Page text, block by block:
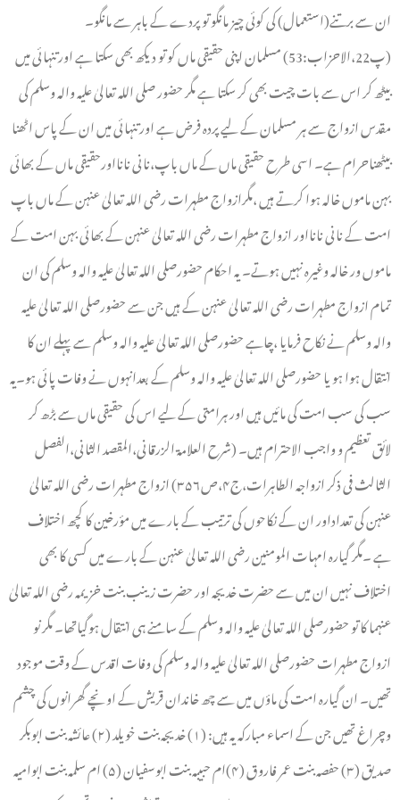
ان سے برتنے(استعمال) کی کوئی چیز مانگو تو پردے کے باہر سے مانگو۔
(پ22،الاحزاب:53) مسلمان اپنی حقیقی ماں کو تو دیکھ بھی سکتا ہے اور تنہائی میں
بیٹھ کر اس سے بات چیت بھی کر سکتا ہے مگر حضور صلی اللہ تعالیٰ علیہ والہ وسلم کی
مقدس ازواج سے ہر مسلمان کے ليے پردہ فرض ہے اور تنہائی میں ان کے پاس اٹھنا
بیٹھناحرام ہے۔ اسی طرح حقیقی ماں کے ماں باپ،نانی نانااورحقیقی ماں کے بھائی
بہن ماموں خالہ ہوا کرتے ہیں ،مگرازواج مطہرات رضی اللہ تعالیٰ عنہن کے ماں باپ
امت کے نانی نانااور ازواج مطہرات رضی اللہ تعالیٰ عنہن کے بھائی بہن امت کے
ماموں ور خالہ وغیرہ نہیں ہوتے۔ یہ احکام حضورصلی اللہ تعالیٰ علیہ والہ وسلم کی ان
تمام ازواج مطہرات رضی اللہ تعالیٰ عنہن کے ہيں جن سے حضورصلی اللہ تعالیٰ علیہ
والہ وسلم نے نکاح فرمایا ،چاہے حضورصلی اللہ تعالیٰ علیہ والہ وسلم سے پہلے ان کا
انتقال ہوا ہو یا حضورصلی اللہ تعالیٰ علیہ والہ وسلم کے بعدانہوں نے وفات پائی ہو۔یہ
سب کی سب امت کی مائیں ہیں اور ہرامتی کے ليے اس کی حقیقی ماں سے بڑھ کر
لائق تعظیم و واجب الاحترام ہیں۔ (شرح العلامۃ الزرقانی،المقصد الثانی،الفصل
الثالث فی ذکر ازواجہ الطاہرات،ج۴،ص۳۵۶) ازواج مطہرات رضی اللہ تعالیٰ
عنہن کی تعداداور ان کے نکاحوں کی ترتیب کے بارے میں مؤرخین کا کچھ اختلاف
ہے ۔مگر گیارہ امہات المومنین رضی اللہ تعالیٰ عنہن کے بارے میں کسی کا بھی
اختلاف نہیں ان میں سے حضرت خدیجہ اور حضرت زینب بنت خزیمہ رضی اللہ تعالیٰ
عنہما کا تو حضورصلی اللہ تعالیٰ علیہ والہ وسلم کے سامنے ہی انتقال ہوگیاتھا۔ مگر نو
ازواج مطہرات حضورصلی اللہ تعالیٰ علیہ والہ وسلم کی وفات اقدس کے وقت موجود
تھیں۔ ان گیارہ امت کی ماؤں میں سے چھ خاندان قریش کے اونچے گھرانوں کی چشم
وچراغ تھیں جن کے اسماء مبارکہ یہ ہیں: (۱) خدیجہ بنت خویلد (۲) عائشہ بنت ابوبکر
صدیق (۳) حفصہ بنت عمر فاروق (۴)ام حبیبہ بنت ابوسفیان (۵) ام سلمہ بنت ابوامیہ